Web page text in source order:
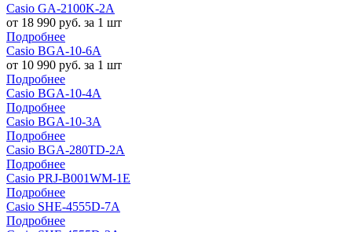
Casio GA-2100K-2A
от 18 990 руб. за 1 шт
Подробнее
Casio BGA-10-6A
от 10 990 руб. за 1 шт
Подробнее
Casio BGA-10-4A
Подробнее
Casio BGA-10-3A
Подробнее
Casio BGA-280TD-2A
Подробнее
Casio PRJ-B001WM-1E
Подробнее
Casio SHE-4555D-7A
Подробнее